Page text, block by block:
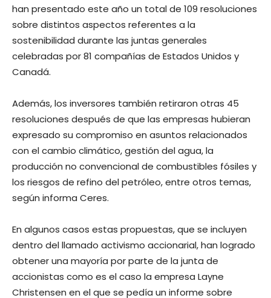
han presentado este año un total de 109 resoluciones
sobre distintos aspectos referentes a la
sostenibilidad durante las juntas generales
celebradas por 81 compañías de Estados Unidos y
Canadá.
Además, los inversores también retiraron otras 45
resoluciones después de que las empresas hubieran
expresado su compromiso en asuntos relacionados
con el cambio climático, gestión del agua, la
producción no convencional de combustibles fósiles y
los riesgos de refino del petróleo, entre otros temas,
según informa Ceres.
En algunos casos estas propuestas, que se incluyen
dentro del llamado activismo accionarial, han logrado
obtener una mayoría por parte de la junta de
accionistas como es el caso la empresa Layne
Christensen en el que se pedía un informe sobre